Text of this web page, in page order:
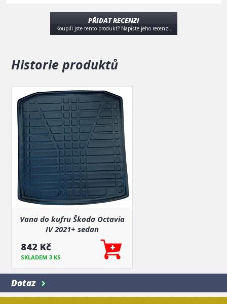
PŘIDAT RECENZI
Koupili jste tento produkt? Napište jeho recenzi.
Historie produktů
Vana do kufru Škoda Octavia
IV 2021+ sedan
842 Kč
SKLADEM 3 KS
Dotaz